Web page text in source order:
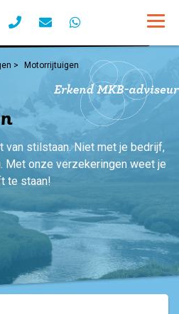
> Motorrijtuigen
van stilstaan. Niet met je bedrijf,
Met onze verzekeringen weet je
te staan!